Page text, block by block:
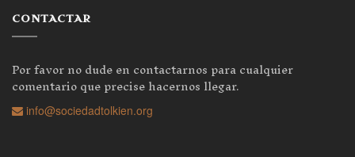
CONTACTAR
Por favor no dude en contactarnos para cualquier
comentario que precise hacernos llegar.
info@sociedadtolkien.org